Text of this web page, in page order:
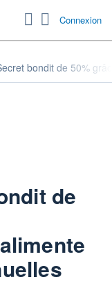
Connexion
bondit de 50%
de